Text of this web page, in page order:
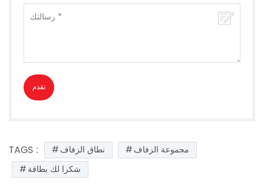
TAGS : نطاق الزفاف
مجموعة الزفاف
شكرا لك بطاقة